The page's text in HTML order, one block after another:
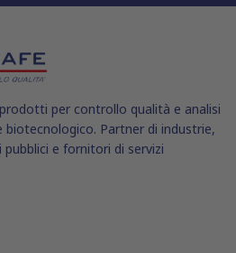
per controllo qualità e analisi
Partner di industrie,
e fornitori di servizi